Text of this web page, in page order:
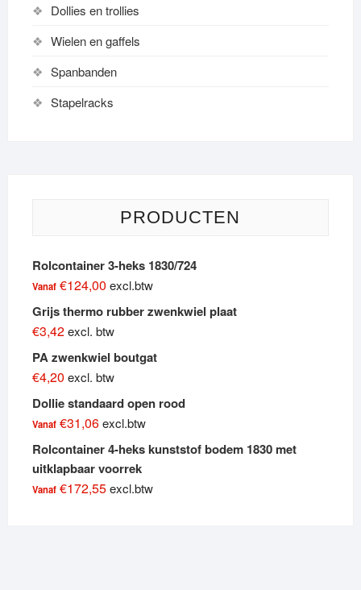
Dollies en trollies
Wielen en gaffels
Spanbanden
Stapelracks
PRODUCTEN
Rolcontainer 3-heks 1830/724
Vanaf €124,00 excl.btw
Grijs thermo rubber zwenkwiel plaat
€3,42excl. btw
PA zwenkwiel boutgat
€4,20 excl. btw
Dollie standaard open rood
Vanaf €31,06excl.btw
Rolcontainer 4-heks kunststof bodem 1830 met
uitklapbaar voorrek
Vanaf €172,55excl.btw